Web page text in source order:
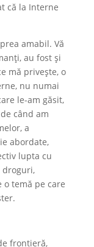
că la Interne
amabil. Vă
au fost și
mă privește, o
nu numai
le-am găsit,
când am
a
abordate,
lupta cu
droguri,
temă pe care
frontieră,